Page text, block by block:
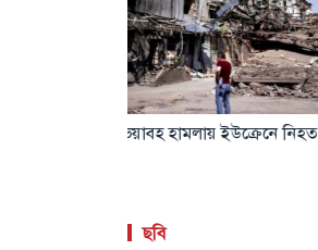
লোহিত সাগরে ডুবে গেল
ছবি